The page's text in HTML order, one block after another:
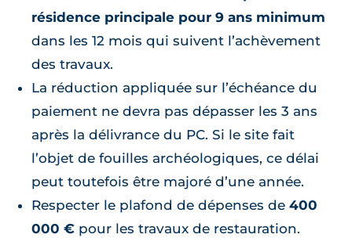
résidence principale pour 9 ans minimum
dans les 12 mois qui suivent l’achèvement
des travaux.
La réduction appliquée sur l’échéance du
paiement ne devra pas dépasser les 3 ans
après la délivrance du PC. Si le site fait
l’objet de fouilles archéologiques, ce délai
peut toutefois être majoré d’une année.
Respecter le plafond de dépenses de 400
000 € pour les travaux de restauration.